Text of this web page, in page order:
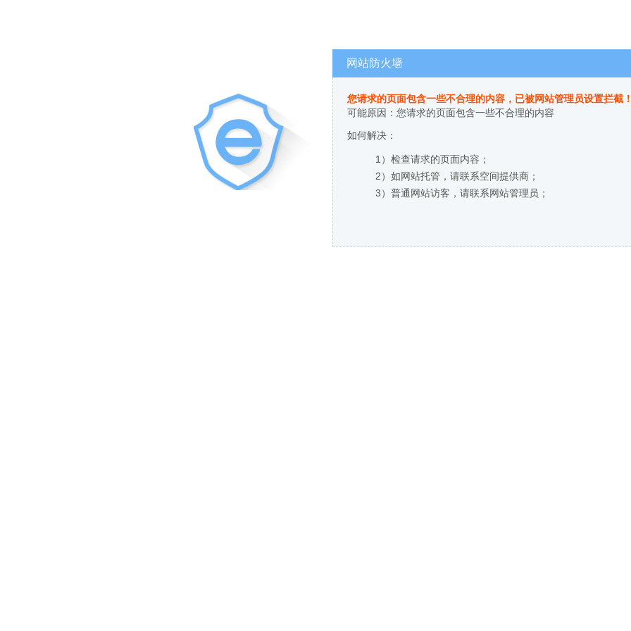
网站防火墙
您请求的页面包含一些不合理的内容，已被网站管理员设置拦截
可能原因：您请求的页面包含一些不合理的内容
如何解决：
1）检查请求的页面内容；
2）如网站托管，请联系空间提供商；
3）普通网站访客，请联系网站管理员；